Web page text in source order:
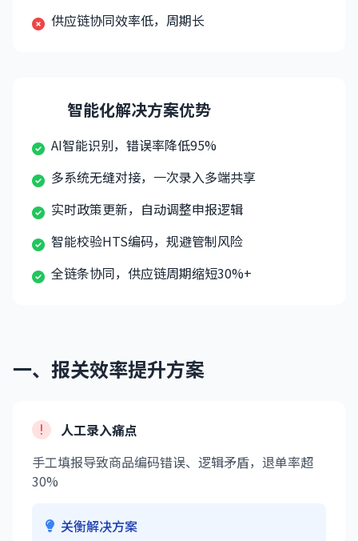
供应链协同效率低，周期长
智能化解决方案优势
AI智能识别，错误率降低95%
多系统无缝对接，一次录入多端共享
实时政策更新，自动调整申报逻辑
智能校验HTS编码，规避管制风险
全链条协同，供应链周期缩短30%+
一、报关效率提升方案
人工录入痛点
手工填报导致商品编码错误、逻辑矛盾，退单率超
30%
关衡解决方案